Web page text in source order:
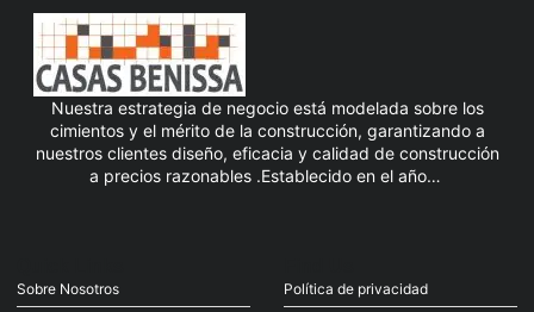
Nuestra estrategia de negocio está modelada sobre los
cimientos y el mérito de la construcción, garantizando a
nuestros clientes diseño, eficacia y calidad de construcción
a precios razonables .Establecido en el año…
Sobre Nosotros
Política de privacidad